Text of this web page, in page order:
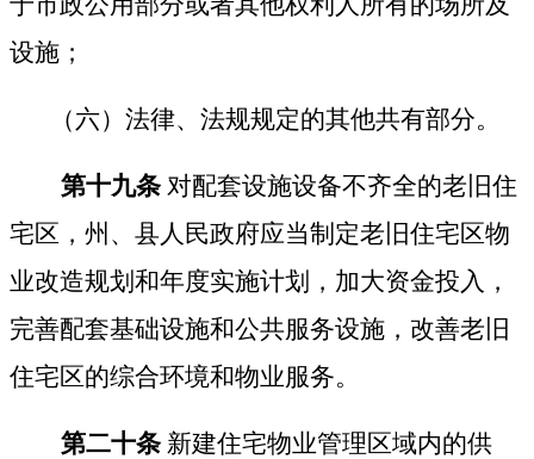
设施；
（六）法律、法规规定的其他共有部分。
第十九条 对配套设施设备不齐全的老旧住
宅区，州、县人民政府应当制定老旧住宅区物
业改造规划和年度实施计划，加大资金投入，
完善配套基础设施和公共服务设施，改善老旧
住宅区的综合环境和物业服务。
第二十条 新建住宅物业管理区域内的供